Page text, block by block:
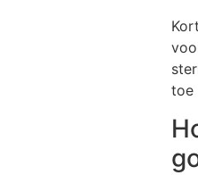
toe